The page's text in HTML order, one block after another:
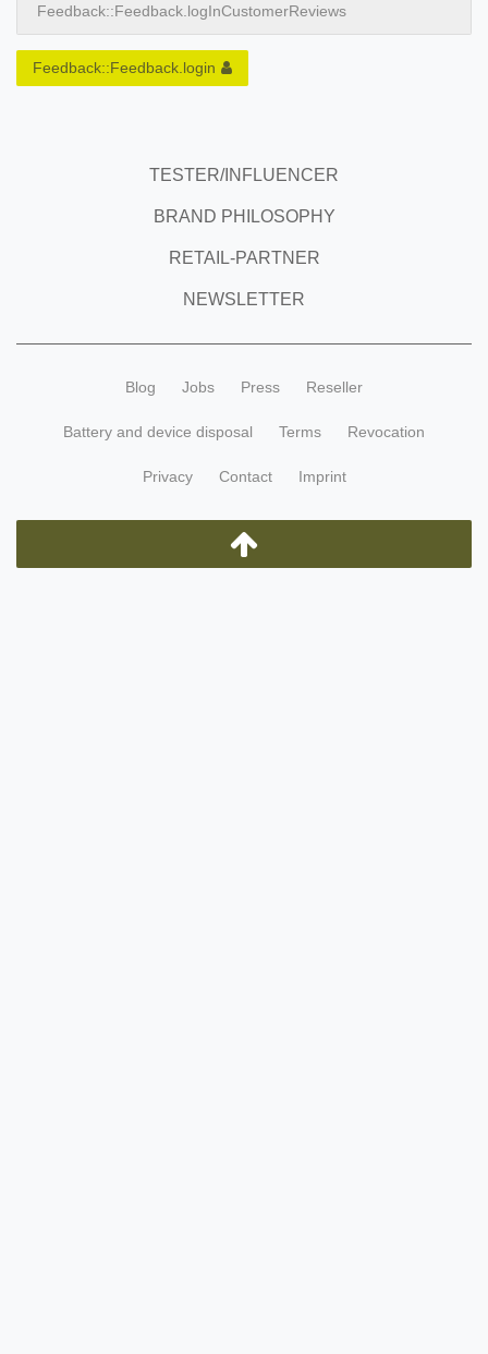
Feedback::Feedback.logInCustomerReviews
Feedback::Feedback.login
TESTER/INFLUENCER
BRAND PHILOSOPHY
RETAIL-PARTNER
NEWSLETTER
Blog Jobs Press Reseller
Battery and device disposal Terms Revocation
Privacy Contact Imprint